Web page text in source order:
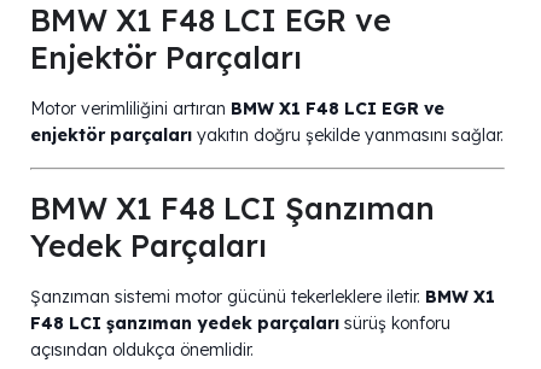
BMW X1 F48 LCI EGR ve
Enjektör Parçaları
Motor verimliliğini artıran BMW X1 F48 LCI EGR ve
enjektör parçaları yakıtın doğru şekilde yanmasını sağlar.
BMW X1 F48 LCI Şanzıman
Yedek Parçaları
Şanzıman sistemi motor gücünü tekerleklere iletir. BMW X1
F48 LCI şanzıman yedek parçaları sürüş konforu
açısından oldukça önemlidir.